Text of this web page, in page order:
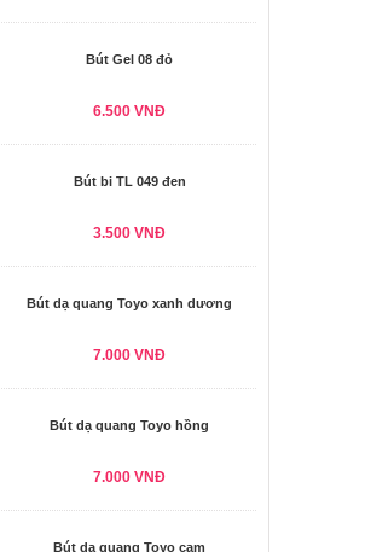
Bút Gel 08 đỏ
6.500 VNĐ
Bút bi TL 049 đen
3.500 VNĐ
Bút dạ quang Toyo xanh dương
7.000 VNĐ
Bút dạ quang Toyo hồng
7.000 VNĐ
Bút dạ quang Toyo cam